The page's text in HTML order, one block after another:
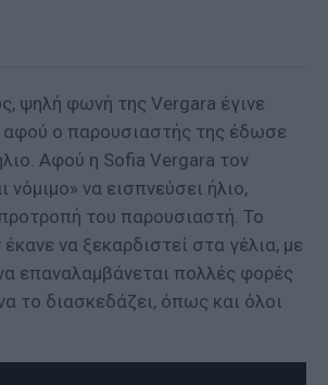
ψηλή φωνή της Vergara έγινε
αφού ο παρουσιαστής της έδωσε
Αφού η Sofia Vergara τον
νόμιμο» να εισπνεύσει ήλιο,
του παρουσιαστή. Το
να ξεκαρδιστεί στα γέλια, με
επαναλαμβάνεται πολλές φορές
το διασκεδάζει, όπως και όλοι